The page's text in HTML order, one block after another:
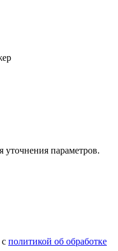
параметров.
политикой об обработке